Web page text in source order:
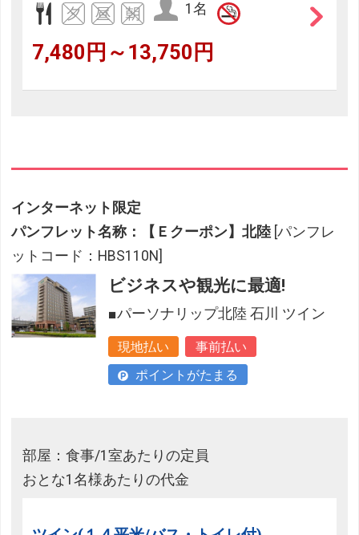
1名
7,480円～13,750円
インターネット限定
パンフレット名称：【Ｅクーポン】北陸 [パンフレ
ットコード：HBS110N]
ビジネスや観光に最適!
■パーソナリップ北陸 石川 ツイン
現地払い
事前払い
ポイントがたまる
部屋：食事/1室あたりの定員
おとな1名様あたりの代金